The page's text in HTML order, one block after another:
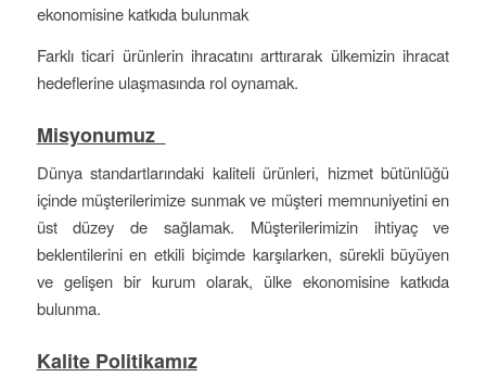
ekonomisine katkıda bulunmak
Farklı ticari ürünlerin ihracatını arttırarak ülkemizin ihracat
hedeflerine ulaşmasında rol oynamak.
Misyonumuz
Dünya standartlarındaki kaliteli ürünleri, hizmet bütünlüğü
içinde müşterilerimize sunmak ve müşteri memnuniyetini en
üst düzey de sağlamak. Müşterilerimizin ihtiyaç ve
beklentilerini en etkili biçimde karşılarken, sürekli büyüyen
ve gelişen bir kurum olarak, ülke ekonomisine katkıda
bulunma.
Kalite Politikamız